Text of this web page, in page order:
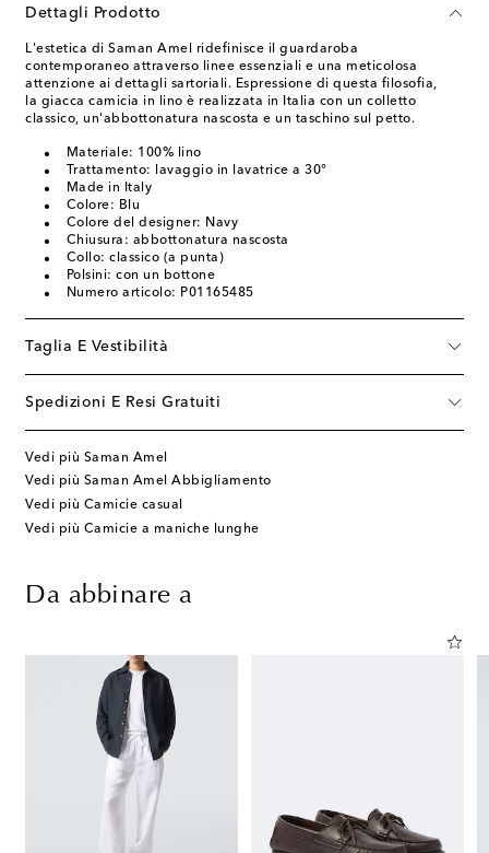
Dettagli Prodotto
L'estetica di Saman Amel ridefinisce il guardaroba
contemporaneo attraverso linee essenziali e una meticolosa
attenzione ai dettagli sartoriali. Espressione di questa filosofia,
la giacca camicia in lino è realizzata in Italia con un colletto
classico, un'abbottonatura nascosta e un taschino sul petto.
Materiale: 100% lino
Trattamento: lavaggio in lavatrice a 30°
Made in Italy
Colore: Blu
Colore del designer: Navy
Chiusura: abbottonatura nascosta
Collo: classico (a punta)
Polsini: con un bottone
Numero articolo: P01165485
Taglia E Vestibilità
Spedizioni E Resi Gratuiti
Vedi più Saman Amel
Vedi più Saman Amel Abbigliamento
Vedi più Camicie casual
Vedi più Camicie a maniche lunghe
Da abbinare a